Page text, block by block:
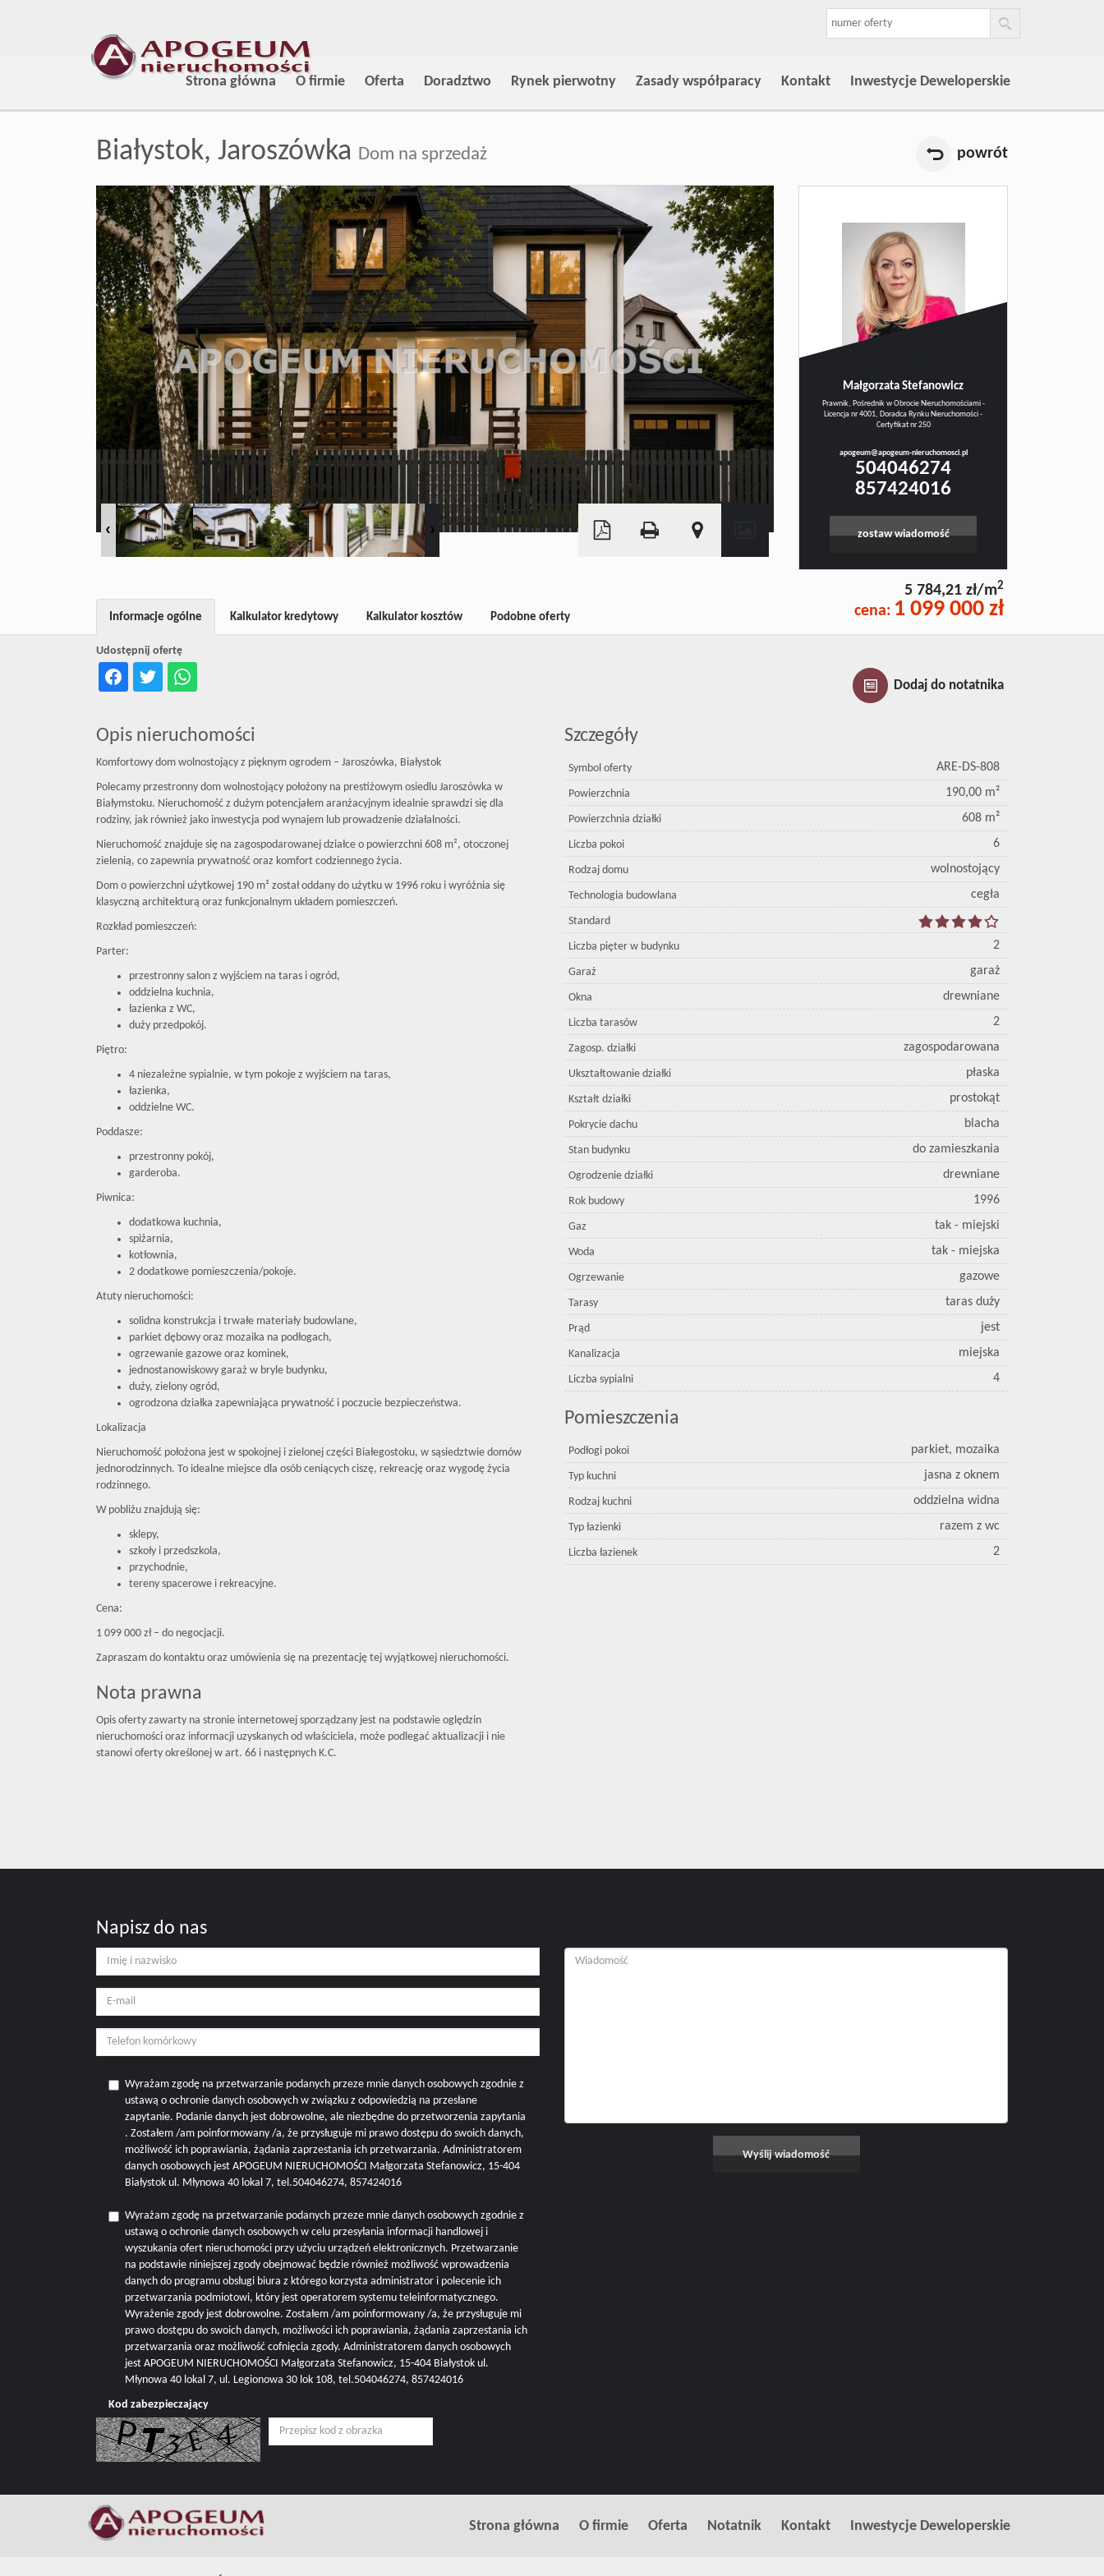
Strona główna O firmie Oferta Doradztwo Rynek pierwotny Zasady współparacy Kontakt Inwestycje Deweloperskie
Białystok, Jaroszówka Dom na sprzedaż powrót
+
−
©OpenStreetMap
Małgorzata Stefanowicz
Prawnik, Pośrednik w Obrocie Nieruchomościami -
Licencja nr 4001, Doradca Rynku Nieruchomości -
Certyfikat nr 250
apogeum@apogeum-nieruchomosci.pl
504046274
857424016
zostaw wiadomość
5 784,21 zł/m2
cena: 1 099 000 zł
Dodaj do notatnika
Udostępnij ofertę
Informacje ogólne Kalkulator kredytowy Kalkulator kosztów Podobne oferty
Opis nieruchomości
Komfortowy dom wolnostojący z pięknym ogrodem – Jaroszówka, Białystok
Polecamy przestronny dom wolnostojący położony na prestiżowym osiedlu Jaroszówka w
Białymstoku. Nieruchomość z dużym potencjałem aranżacyjnym idealnie sprawdzi się dla
rodziny, jak również jako inwestycja pod wynajem lub prowadzenie działalności.
Nieruchomość znajduje się na zagospodarowanej działce o powierzchni 608 m², otoczonej
zielenią, co zapewnia prywatność oraz komfort codziennego życia.
Dom o powierzchni użytkowej 190 m² został oddany do użytku w 1996 roku i wyróżnia się
klasyczną architekturą oraz funkcjonalnym układem pomieszczeń.
Rozkład pomieszczeń:
Parter:
przestronny salon z wyjściem na taras i ogród,
oddzielna kuchnia,
łazienka z WC,
duży przedpokój.
Piętro:
4 niezależne sypialnie, w tym pokoje z wyjściem na taras,
łazienka,
oddzielne WC.
Poddasze:
przestronny pokój,
garderoba.
Piwnica:
dodatkowa kuchnia,
spiżarnia,
kotłownia,
2 dodatkowe pomieszczenia/pokoje.
Atuty nieruchomości:
solidna konstrukcja i trwałe materiały budowlane,
parkiet dębowy oraz mozaika na podłogach,
ogrzewanie gazowe oraz kominek,
jednostanowiskowy garaż w bryle budynku,
duży, zielony ogród,
ogrodzona działka zapewniająca prywatność i poczucie bezpieczeństwa.
Lokalizacja
Nieruchomość położona jest w spokojnej i zielonej części Białegostoku, w sąsiedztwie domów
jednorodzinnych. To idealne miejsce dla osób ceniących ciszę, rekreację oraz wygodę życia
rodzinnego.
W pobliżu znajdują się:
sklepy,
szkoły i przedszkola,
przychodnie,
tereny spacerowe i rekreacyjne.
Cena:
1 099 000 zł – do negocjacji.
Zapraszam do kontaktu oraz umówienia się na prezentację tej wyjątkowej nieruchomości.
Nota prawna
Opis oferty zawarty na stronie internetowej sporządzany jest na podstawie oględzin
nieruchomości oraz informacji uzyskanych od właściciela, może podlegać aktualizacji i nie
stanowi oferty określonej w art. 66 i następnych K.C.
Szczegóły
Symbol oferty ARE-DS-808
Powierzchnia 190,00 m²
Powierzchnia działki 608 m²
Liczba pokoi 6
Rodzaj domu wolnostojący
Technologia budowlana cegła
Standard
Liczba pięter w budynku 2
Garaż garaż
Okna drewniane
Liczba tarasów 2
Zagosp. działki zagospodarowana
Ukształtowanie działki płaska
Kształt działki prostokąt
Pokrycie dachu blacha
Stan budynku do zamieszkania
Ogrodzenie działki drewniane
Rok budowy 1996
Gaz tak - miejski
Woda tak - miejska
Ogrzewanie gazowe
Tarasy taras duży
Prąd jest
Kanalizacja miejska
Liczba sypialni 4
Pomieszczenia
Podłogi pokoi parkiet, mozaika
Typ kuchni jasna z oknem
Rodzaj kuchni oddzielna widna
Typ łazienki razem z wc
Liczba łazienek 2
Napisz do nas
Wyrażam zgodę na przetwarzanie podanych przeze mnie danych osobowych zgodnie z
ustawą o ochronie danych osobowych w związku z odpowiedzią na przesłane
zapytanie. Podanie danych jest dobrowolne, ale niezbędne do przetworzenia zapytania
. Zostałem /am poinformowany /a, że przysługuje mi prawo dostępu do swoich danych,
możliwość ich poprawiania, żądania zaprzestania ich przetwarzania. Administratorem
danych osobowych jest APOGEUM NIERUCHOMOŚCI Małgorzata Stefanowicz, 15-404
Białystok ul. Młynowa 40 lokal 7, tel.504046274, 857424016
Wyrażam zgodę na przetwarzanie podanych przeze mnie danych osobowych zgodnie z
ustawą o ochronie danych osobowych w celu przesyłania informacji handlowej i
wyszukania ofert nieruchomości przy użyciu urządzeń elektronicznych. Przetwarzanie
na podstawie niniejszej zgody obejmować będzie również możliwość wprowadzenia
danych do programu obsługi biura z którego korzysta administrator i polecenie ich
przetwarzania podmiotowi, który jest operatorem systemu teleinformatycznego.
Wyrażenie zgody jest dobrowolne. Zostałem /am poinformowany /a, że przysługuje mi
prawo dostępu do swoich danych, możliwości ich poprawiania, żądania zaprzestania ich
przetwarzania oraz możliwość cofnięcia zgody. Administratorem danych osobowych
jest APOGEUM NIERUCHOMOŚCI Małgorzata Stefanowicz, 15-404 Białystok ul.
Młynowa 40 lokal 7, ul. Legionowa 30 lok 108, tel.504046274, 857424016
Kod zabezpieczający
Strona główna O firmie Oferta Notatnik Kontakt Inwestycje Deweloperskie